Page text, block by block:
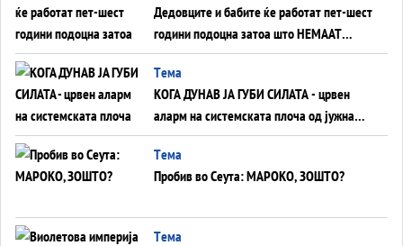
Дедовците и бабите ќе работат пет-шест
години подоцна затоа што НЕМААТ
ВНУЦИ ДА ГИ ЗАМЕНАТ
Tема
КОГА ДУНАВ ЈА ГУБИ СИЛАТА - црвен
аларм на системската плоча од јужна
Германија до Црното Море...
Tема
Пробив во Сеута: МАРОКО, ЗОШТО?
Tема